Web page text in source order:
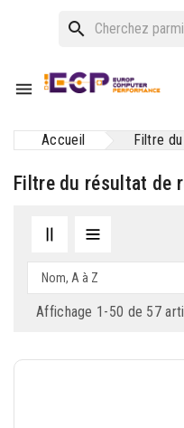
search

Accueil Filtre
Filtre du résultat de
Nom, A à Z
Affichage 1-50 de 57